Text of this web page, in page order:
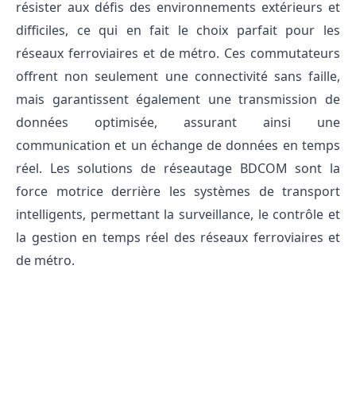
résister aux défis des environnements extérieurs et
difficiles, ce qui en fait le choix parfait pour les
réseaux ferroviaires et de métro. Ces commutateurs
offrent non seulement une connectivité sans faille,
mais garantissent également une transmission de
données optimisée, assurant ainsi une
communication et un échange de données en temps
réel. Les solutions de réseautage BDCOM sont la
force motrice derrière les systèmes de transport
intelligents, permettant la surveillance, le contrôle et
la gestion en temps réel des réseaux ferroviaires et
de métro.